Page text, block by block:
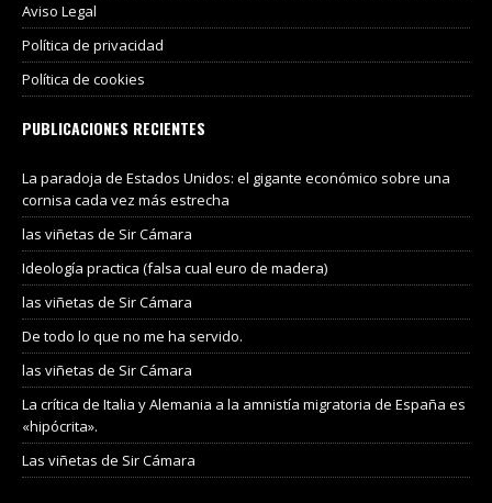
Aviso Legal
Política de privacidad
Política de cookies
PUBLICACIONES RECIENTES
La paradoja de Estados Unidos: el gigante económico sobre una
cornisa cada vez más estrecha
las viñetas de Sir Cámara
Ideología practica (falsa cual euro de madera)
las viñetas de Sir Cámara
De todo lo que no me ha servido.
las viñetas de Sir Cámara
La crítica de Italia y Alemania a la amnistía migratoria de España es
«hipócrita».
Las viñetas de Sir Cámara